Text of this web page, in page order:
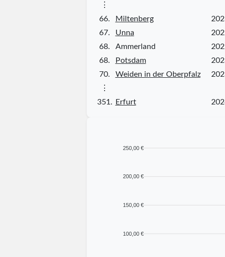
⋮
66.
Miltenberg
67.
Unna
68.
Ammerland
68.
Potsdam
70.
Weiden in der Oberpfalz
⋮
351.
Erfurt
250,00 €
200,00 €
150,00 €
100,00 €